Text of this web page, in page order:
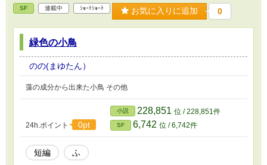
SF 連載中 ｼｮｰﾄｼｮｰﾄ お気に入りに追加 0
緑色の小鳥
のの(まゆたん）
藻の成分から出来た小鳥 その他
24h.ポイント 0pt
小説 228,851 位 / 228,851件
SF 6,742 位 / 6,742件
短編 ふ